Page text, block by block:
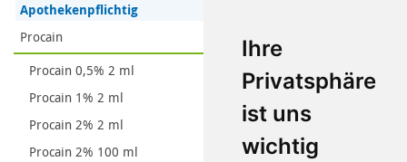
Ihre
Privatsphäre
ist uns
wichtig
Apothekenpflichtig
Procain
Procain 0,5% 2 ml
Procain 1% 2 ml
Procain 2% 2 ml
Procain 2% 100 ml